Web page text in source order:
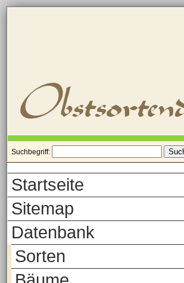
Suchbegriff:
Startseite
Sitemap
Datenbank
Sorten